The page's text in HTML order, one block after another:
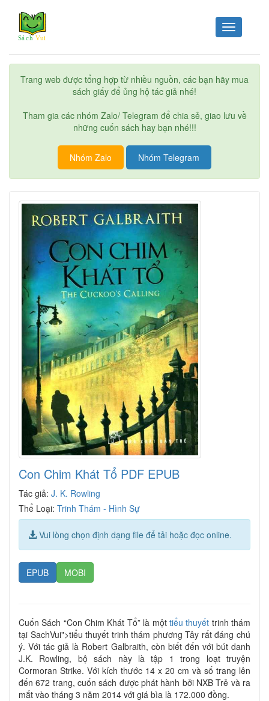
Toggle
navigation
Trang web được tổng hợp từ nhiều nguồn, các bạn hãy mua
sách giấy để ủng hộ tác giả nhé!
Tham gia các nhóm Zalo/ Telegram để chia sẻ, giao lưu về
những cuốn sách hay bạn nhé!!!
Nhóm Zalo Nhóm Telegram
Con Chim Khát Tổ PDF EPUB
Tác giả: J. K. Rowling
Thể Loại: Trinh Thám - Hình Sự
Vui lòng chọn định dạng file để tải hoặc đọc online.
EPUB MOBI
Cuốn Sách “Con Chim Khát Tổ” là một tiểu thuyết trinh thám
tại SachVui">tiểu thuyết trinh thám phương Tây rất đáng chú
ý. Với tác giả là Robert Galbraith, còn biết đến với bút danh
J.K. Rowling, bộ sách này là tập 1 trong loạt truyện
Cormoran Strike. Với kích thước 14 x 20 cm và số trang lên
đến 672 trang, cuốn sách được phát hành bởi NXB Trẻ và ra
mắt vào tháng 3 năm 2014 với giá bìa là 172.000 đồng.